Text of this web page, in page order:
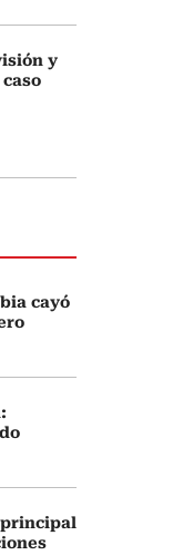
y
cayó
principal